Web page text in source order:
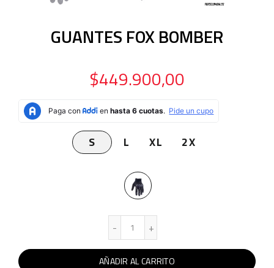
GUANTES FOX BOMBER
$449.900,00
S L XL 2X
AÑADIR AL CARRITO